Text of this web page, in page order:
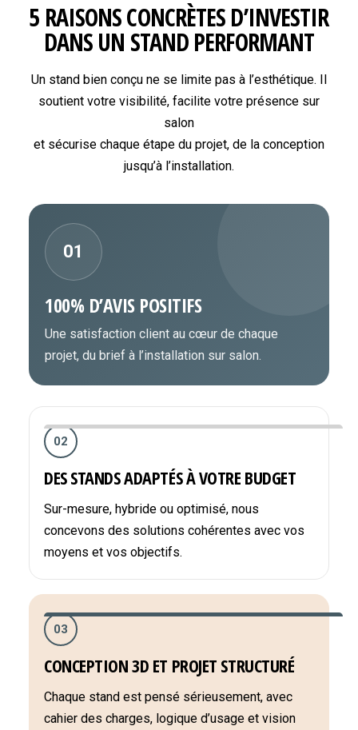
5 RAISONS CONCRÈTES D’INVESTIR
DANS UN STAND PERFORMANT
Un stand bien conçu ne se limite pas à l’esthétique. Il
soutient votre visibilité, facilite votre présence sur
salon
et sécurise chaque étape du projet, de la conception
jusqu’à l’installation.
01
100% D’AVIS POSITIFS
Une satisfaction client au cœur de chaque
projet, du brief à l’installation sur salon.
02
DES STANDS ADAPTÉS À VOTRE BUDGET
Sur-mesure, hybride ou optimisé, nous
concevons des solutions cohérentes avec vos
moyens et vos objectifs.
03
CONCEPTION 3D ET PROJET STRUCTURÉ
Chaque stand est pensé sérieusement, avec
cahier des charges, logique d’usage et vision